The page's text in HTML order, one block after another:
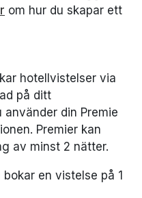
om hur du skapar ett
hotellvistelser via
på ditt
använder din Premie
Premier kan
av minst 2 nätter.
en vistelse på 1